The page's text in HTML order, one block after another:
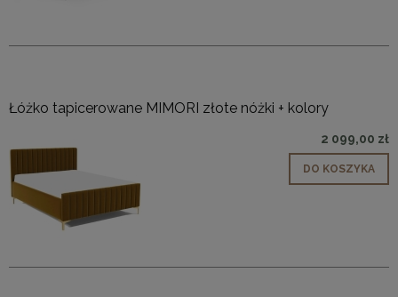
Łóżko tapicerowane MIMORI złote nóżki + kolory
2 099,00 zł
DO KOSZYKA